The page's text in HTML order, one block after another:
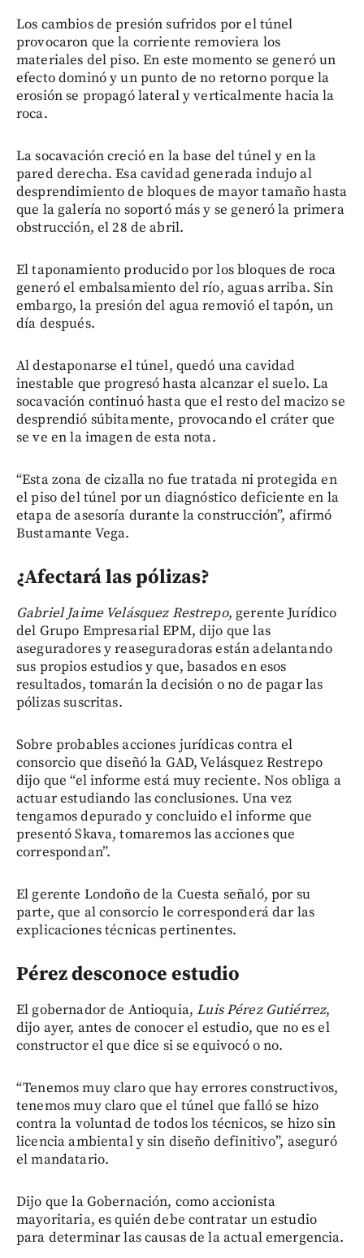
Los cambios de presión sufridos por el túnel
provocaron que la corriente removiera los
materiales del piso. En este momento se generó un
efecto dominó y un punto de no retorno porque la
erosión se propagó lateral y verticalmente hacia la
roca.
La socavación creció en la base del túnel y en la
pared derecha. Esa cavidad generada indujo al
desprendimiento de bloques de mayor tamaño hasta
que la galería no soportó más y se generó la primera
obstrucción, el 28 de abril.
El taponamiento producido por los bloques de roca
generó el embalsamiento del río, aguas arriba. Sin
embargo, la presión del agua removió el tapón, un
día después.
Al destaponarse el túnel, quedó una cavidad
inestable que progresó hasta alcanzar el suelo. La
socavación continuó hasta que el resto del macizo se
desprendió súbitamente, provocando el cráter que
se ve en la imagen de esta nota.
“Esta zona de cizalla no fue tratada ni protegida en
el piso del túnel por un diagnóstico deficiente en la
etapa de asesoría durante la construcción”, afirmó
Bustamante Vega.
¿Afectará las pólizas?
Gabriel Jaime Velásquez Restrepo, gerente Jurídico
del Grupo Empresarial EPM, dijo que las
aseguradores y reaseguradoras están adelantando
sus propios estudios y que, basados en esos
resultados, tomarán la decisión o no de pagar las
pólizas suscritas.
Sobre probables acciones jurídicas contra el
consorcio que diseñó la GAD, Velásquez Restrepo
dijo que “el informe está muy reciente. Nos obliga a
actuar estudiando las conclusiones. Una vez
tengamos depurado y concluido el informe que
presentó Skava, tomaremos las acciones que
correspondan”.
El gerente Londoño de la Cuesta señaló, por su
parte, que al consorcio le corresponderá dar las
explicaciones técnicas pertinentes.
Pérez desconoce estudio
El gobernador de Antioquia,Luis Pérez Gutiérrez,
dijo ayer, antes de conocer el estudio, que no es el
constructor el que dice si se equivocó o no.
“Tenemos muy claro que hay errores constructivos,
tenemos muy claro que el túnel que falló se hizo
contra la voluntad de todos los técnicos, se hizo sin
licencia ambiental y sin diseño definitivo”, aseguró
el mandatario.
Dijo que la Gobernación, como accionista
mayoritaria, es quién debe contratar un estudio
para determinar las causas de la actual emergencia.